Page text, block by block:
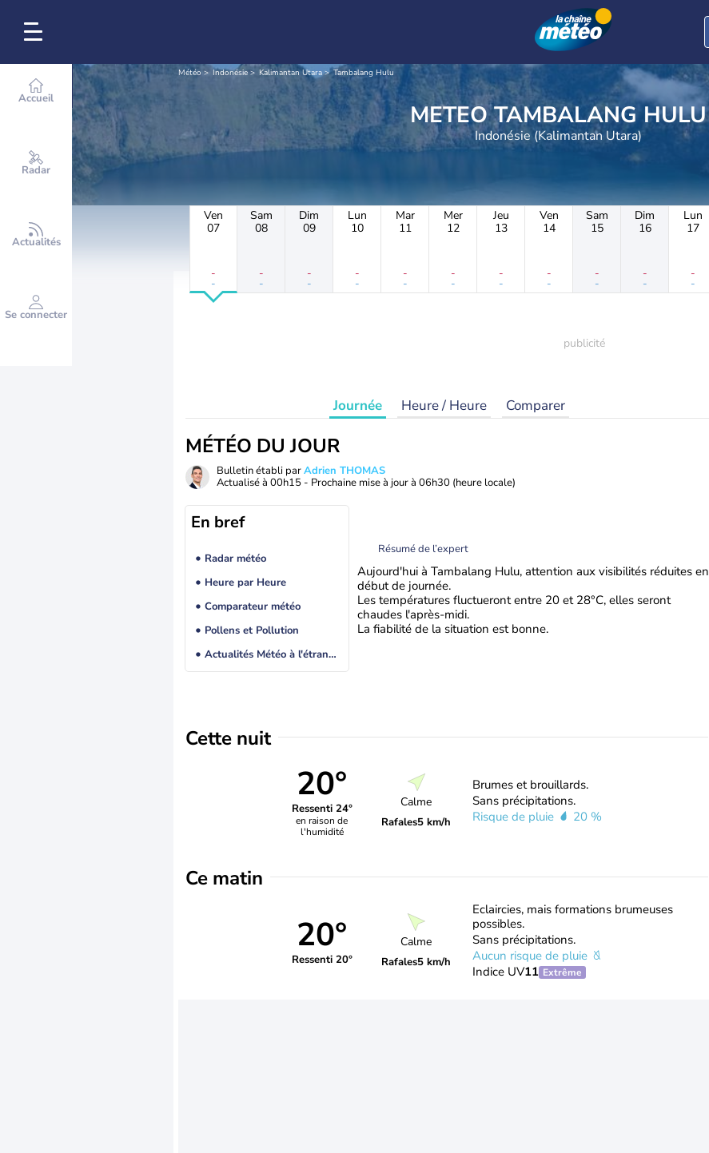
Accueil
Radar
Actualités
Se connecter
Météo Indonésie Kalimantan Utara Tambalang Hulu
METEO TAMBALANG HULU
Indonésie (Kalimantan Utara)
Ven
07
-
-
Sam
08
-
-
Dim
09
-
-
Lun
10
-
-
Mar
11
-
-
Mer
12
-
-
Jeu
13
-
-
Ven
14
-
-
Sam
15
-
-
Dim
16
-
-
Lun
17
-
-
Journée Heure / Heure Comparer
MÉTÉO DU JOUR
Bulletin établi parAdrien THOMAS
Actualisé à 00h15 - Prochaine mise à jour à 06h30 (heure locale)
En bref
Radar météo
Heure par Heure
Comparateur météo
Pollens et Pollution
Actualités Météo à l'étranger
Résumé de l’expert
Aujourd'hui à Tambalang Hulu, attention aux visibilités réduites en
début de journée.
Les températures fluctueront entre 20 et 28°C, elles seront
chaudes l'après-midi.
La fiabilité de la situation est bonne.
Cette nuit
20°
Ressenti 24°
en raison de
l'humidité
Calme
Rafales5 km/h
Brumes et brouillards.
Sans précipitations.
Risque de pluie
20 %
Ce matin
20°
Ressenti 20°
Calme
Rafales5 km/h
Eclaircies, mais formations brumeuses
possibles.
Sans précipitations.
Aucun risque de pluie
Indice UV11 Extrême